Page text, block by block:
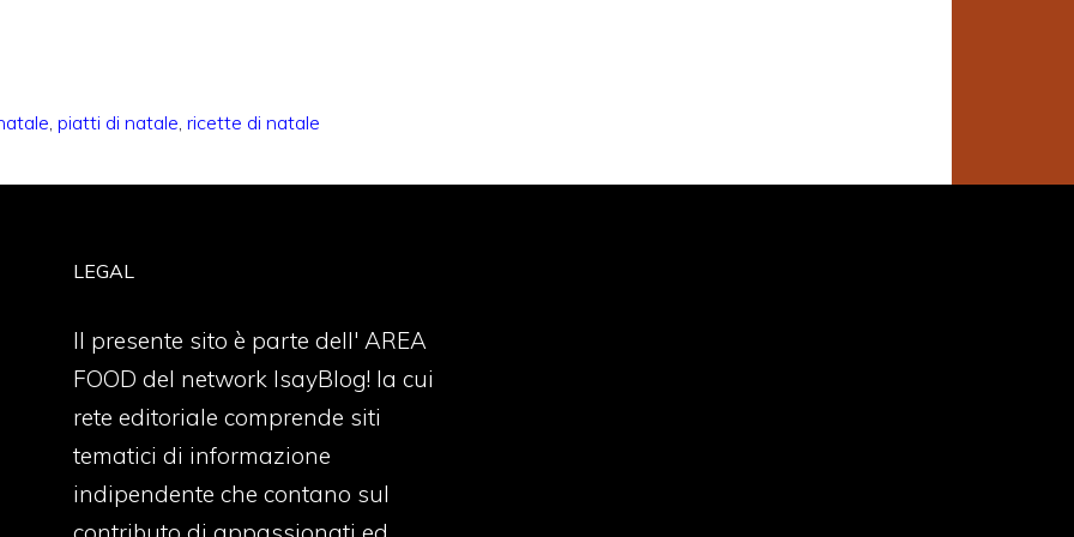
, piatti di natale, ricette di natale
LEGAL
Il presente sito è parte dell' AREA
FOOD del network IsayBlog! la cui
rete editoriale comprende siti
tematici di informazione
indipendente che contano sul